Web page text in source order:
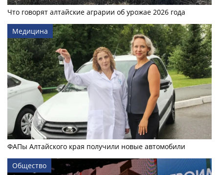
Что говорят алтайские аграрии об урожае 2026 года
Медицина
ФАПы Алтайского края получили новые автомобили
Общество